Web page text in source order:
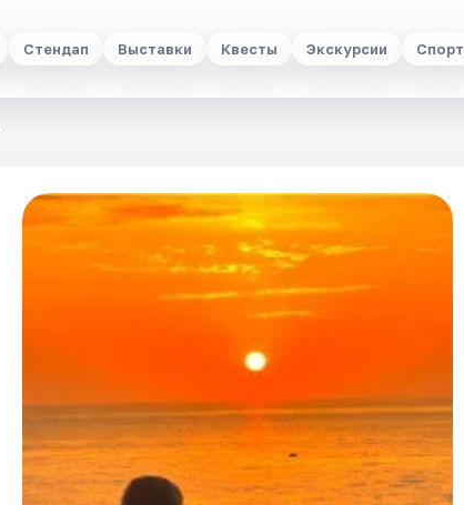
Стендап Выставки Квесты Экскурсии Спорт